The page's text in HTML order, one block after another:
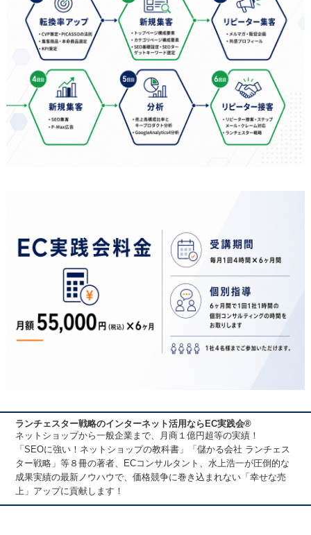
ランチェスター戦略のインターネット活用ならEC実践会®
ネットショップから一般企業まで、月商１億円超等の実績！
「SEOに強い！ネットショップの教科書」「儲かる会社 ランチェス
ター戦略」等８冊の著者、ECコンサルタント、水上浩一が圧倒的な
成果実績の最新ノウハウで、価格競争に巻き込まれない「幸せな売
上」アップに貢献します！